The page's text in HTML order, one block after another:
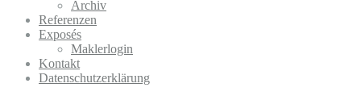
Archiv
Referenzen
Exposés
Maklerlogin
Kontakt
Datenschutzerklärung